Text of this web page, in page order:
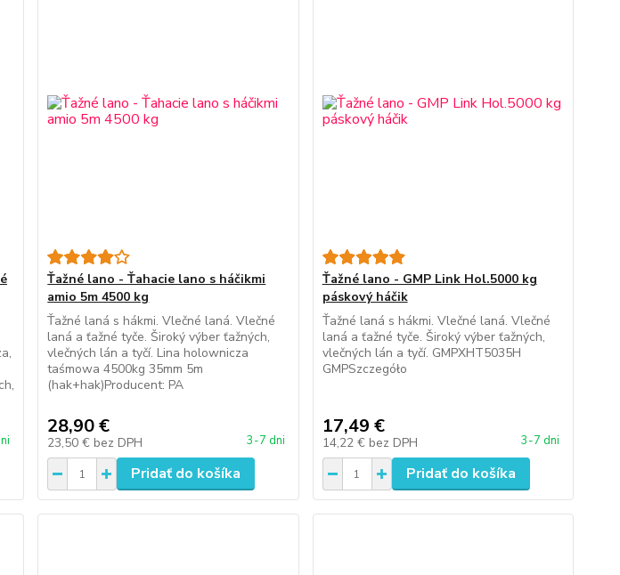
Ťažné lano - Ťahacie lano s háčikmi
amio 5m 4500 kg
Ťažné laná s hákmi. Vlečné laná. Vlečné
laná a ťažné tyče. Široký výber ťažných,
vlečných lán a tyčí. Lina holownicza
taśmowa 4500kg 35mm 5m
(hak+hak)Producent: PA
28,90 €
23,50 € bez DPH 3-7 dni
Pridať do košíka
Ťažné lano - GMP Link Hol.5000 kg
páskový háčik
Ťažné laná s hákmi. Vlečné laná. Vlečné
laná a ťažné tyče. Široký výber ťažných,
vlečných lán a tyčí. GMPXHT5035H
GMPSzczegóło
17,49 €
14,22 € bez DPH 3-7 dni
Pridať do košíka